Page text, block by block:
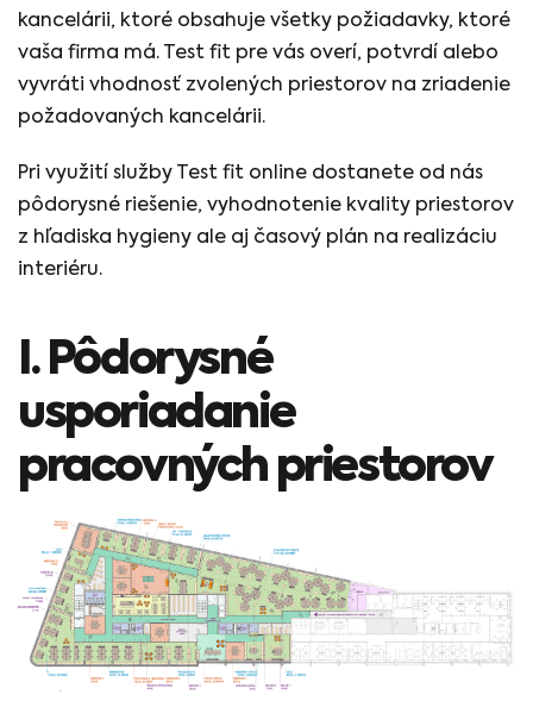
kancelárii, ktoré obsahuje všetky požiadavky, ktoré
vaša firma má. Test fit pre vás overí, potvrdí alebo
vyvráti vhodnosť zvolených priestorov na zriadenie
požadovaných kancelárii.
Pri využití služby Test fit online dostanete od nás
pôdorysné riešenie, vyhodnotenie kvality priestorov
z hľadiska hygieny ale aj časový plán na realizáciu
interiéru.
I. Pôdorysné
usporiadanie
pracovných priestorov